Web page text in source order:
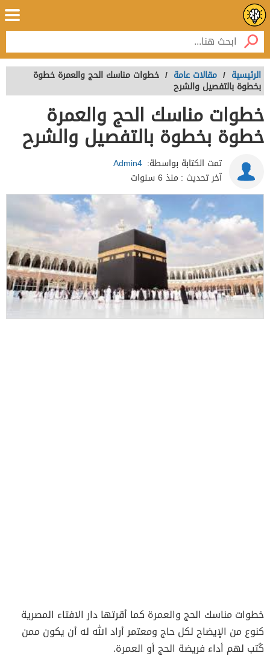
الرئيسية / مقالات عامة / خطوات مناسك الحج والعمرة خطوة
بخطوة بالتفصيل والشرح
خطوات مناسك الحج والعمرة
خطوة بخطوة بالتفصيل والشرح
تمت الكتابة بواسطة: Admin4
آخر تحديث : منذ 6 سنوات
خطوات مناسك الحج والعمرة كما أقرتها دار الافتاء المصرية
كنوع من الإيضاح لكل حاج ومعتمر أراد الله له أن يكون ممن
كُتب لهم أداء فريضة الحج أو العمرة.